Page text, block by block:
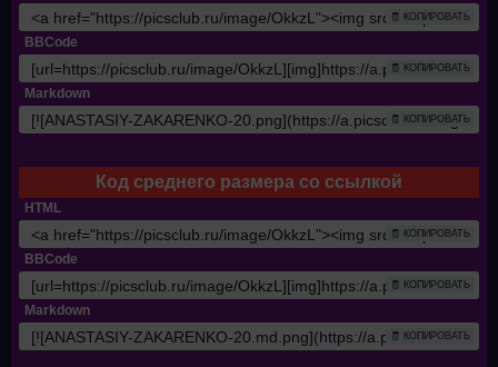
🧾 КОПИРОВАТЬ
BBCode
🧾 КОПИРОВАТЬ
Markdown
🧾 КОПИРОВАТЬ
Код среднего размера со ссылкой
HTML
🧾 КОПИРОВАТЬ
BBCode
🧾 КОПИРОВАТЬ
Markdown
🧾 КОПИРОВАТЬ